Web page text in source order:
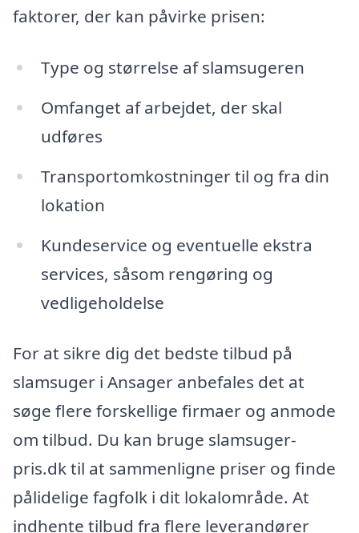
faktorer, der kan påvirke prisen:
Type og størrelse af slamsugeren
Omfanget af arbejdet, der skal
udføres
Transportomkostninger til og fra din
lokation
Kundeservice og eventuelle ekstra
services, såsom rengøring og
vedligeholdelse
For at sikre dig det bedste tilbud på
slamsuger i Ansager anbefales det at
søge flere forskellige firmaer og anmode
om tilbud. Du kan bruge slamsuger-
pris.dk til at sammenligne priser og finde
pålidelige fagfolk i dit lokalområde. At
indhente tilbud fra flere leverandører